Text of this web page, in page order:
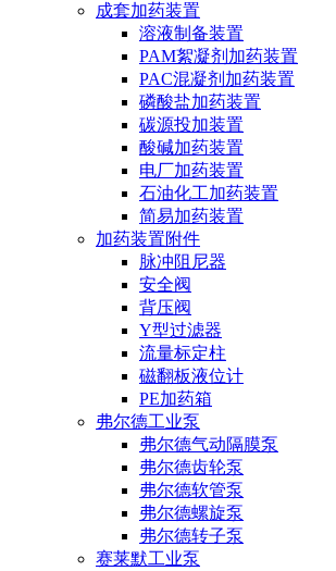
成套加药装置
溶液制备装置
PAM絮凝剂加药装置
PAC混凝剂加药装置
磷酸盐加药装置
碳源投加装置
酸碱加药装置
电厂加药装置
石油化工加药装置
简易加药装置
加药装置附件
脉冲阻尼器
安全阀
背压阀
Y型过滤器
流量标定柱
磁翻板液位计
PE加药箱
弗尔德工业泵
弗尔德气动隔膜泵
弗尔德齿轮泵
弗尔德软管泵
弗尔德螺旋泵
弗尔德转子泵
赛莱默工业泵